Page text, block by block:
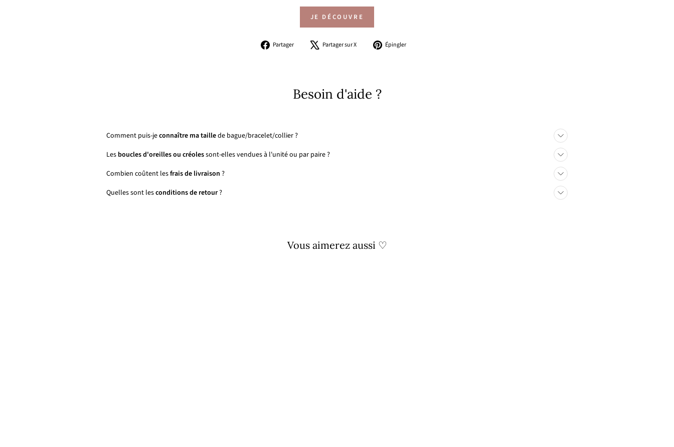
JE DÉCOUVRE
Partager
PartagerPartager sur X
TweeterÉpingler
Besoin d'aide ?
Comment puis-jeconnaître ma taillede bague/bracelet/collier ?
Les boucles d'oreilles ou créolessont-elles vendues à l'unité ou par paire ?
Combien coûtent lesfrais de livraison ?
Quelles sont lesconditions de retour?
Vous aimerez aussi ♡